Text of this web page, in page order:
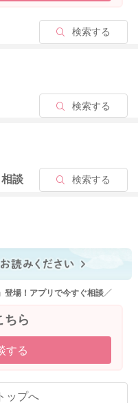
検索する
検索する
談 検索する
登場！アプリで今すぐ相談／
ちら
する
ップへ